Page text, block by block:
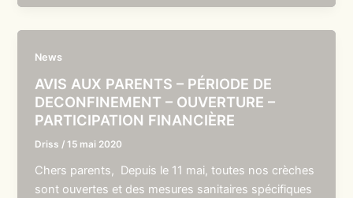
News
AVIS AUX PARENTS – PÉRIODE DE
DECONFINEMENT – OUVERTURE –
PARTICIPATION FINANCIÈRE
Driss /15 mai 2020
Chers parents, Depuis le 11 mai, toutes nos crèches
sont ouvertes et des mesures sanitaires spécifiques